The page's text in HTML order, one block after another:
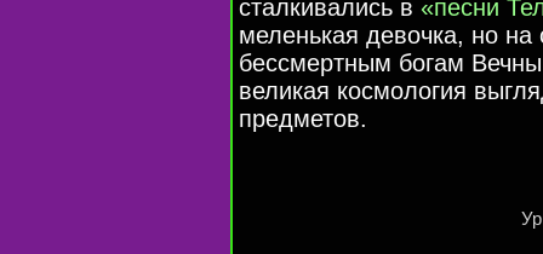
сталкивались в «песни
меленькая девочка, но
бессмертным богам
великая космология
предметов.